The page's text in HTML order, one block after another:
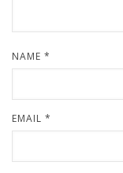
NAME *
EMAIL *